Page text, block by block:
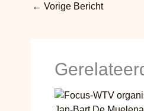
← Vorige Bericht